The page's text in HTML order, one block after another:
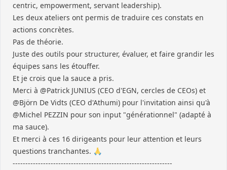
centric, empowerment, servant leadership).
Les deux ateliers ont permis de traduire ces constats en
actions concrètes.
Pas de théorie.
Juste des outils pour structurer, évaluer, et faire grandir les
équipes sans les étouffer.
Et je crois que la sauce a pris.
Merci à @Patrick JUNIUS (CEO d'EGN, cercles de CEOs) et
@Björn De Vidts (CEO d'Athumi) pour l'invitation ainsi qu'à
@Michel PEZZIN pour son input "générationnel" (adapté à
ma sauce).
Et merci à ces 16 dirigeants pour leur attention et leurs
questions tranchantes. 🙏
---------------------------------------------------------------